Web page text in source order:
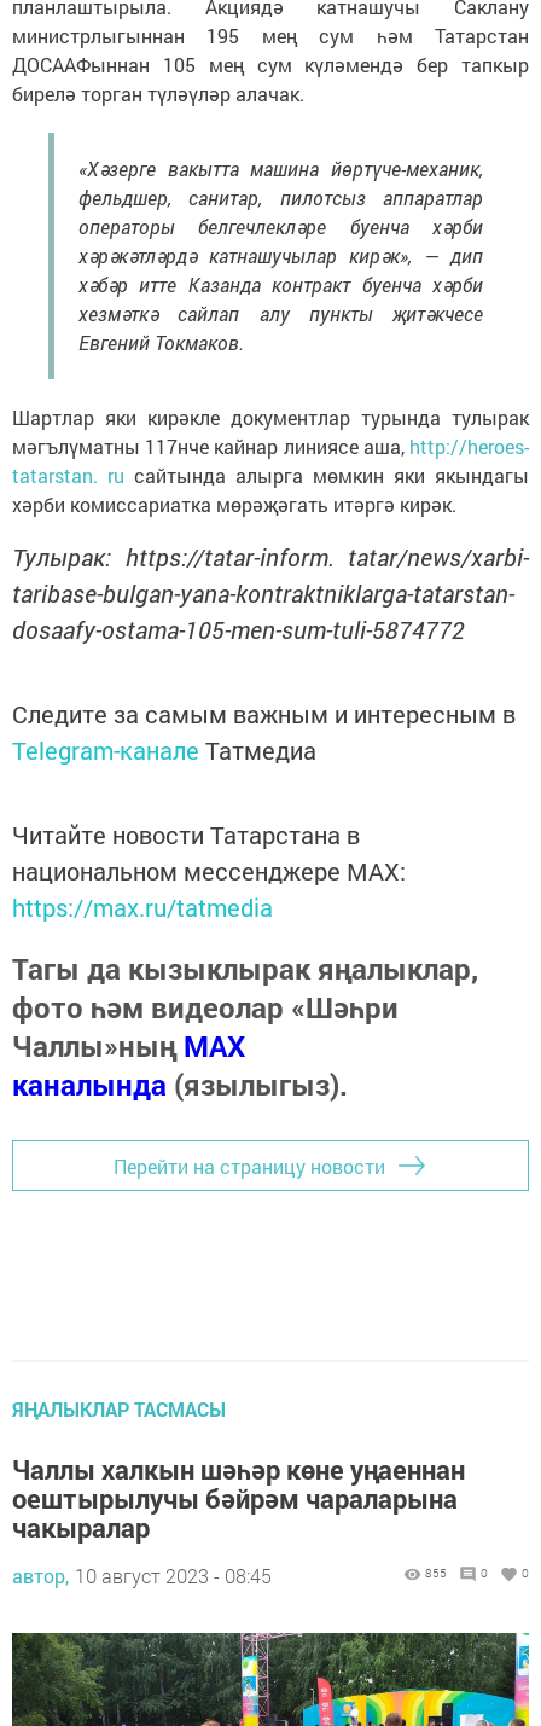
планлаштырыла. Акциядә катнашучы Саклану
министрлыгыннан 195 мең сум һәм Татарстан
ДОСААФыннан 105 мең сум күләмендә бер тапкыр
бирелә торган түләүләр алачак.
«Хәзерге вакытта машина йөртүче-механик,
фельдшер, санитар, пилотсыз аппаратлар
операторы белгечлекләре буенча хәрби
хәрәкәтләрдә катнашучылар кирәк», — дип
хәбәр итте Казанда контракт буенча хәрби
хезмәткә сайлап алу пункты җитәкчесе
Евгений Токмаков.
Шартлар яки кирәкле документлар турында тулырак
мәгълүматны 117нче кайнар линиясе аша, http://heroes-
tatarstan. ru сайтында алырга мөмкин яки якындагы
хәрби комиссариатка мөрәҗәгать итәргә кирәк.
Тулырак: https://tatar-inform. tatar/news/xarbi-
taribase-bulgan-yana-kontraktniklarga-tatarstan-
dosaafy-ostama-105-men-sum-tuli-5874772
Следите за самым важным и интересным в
Telegram-канале Татмедиа
Читайте новости Татарстана в
национальном мессенджере MАХ:
https://max.ru/tatmedia
Тагы да кызыклырак яңалыклар,
фото һәм видеолар «Шәһри
Чаллы»ныңMAX
каналында (язылыгыз).
Перейти на страницу новости
ЯҢАЛЫКЛАР ТАСМАСЫ
Чаллы халкын шәһәр көне уңаеннан
оештырылучы бәйрәм чараларына
чакыралар
автор, 10 август 2023 - 08:45 855 0 0